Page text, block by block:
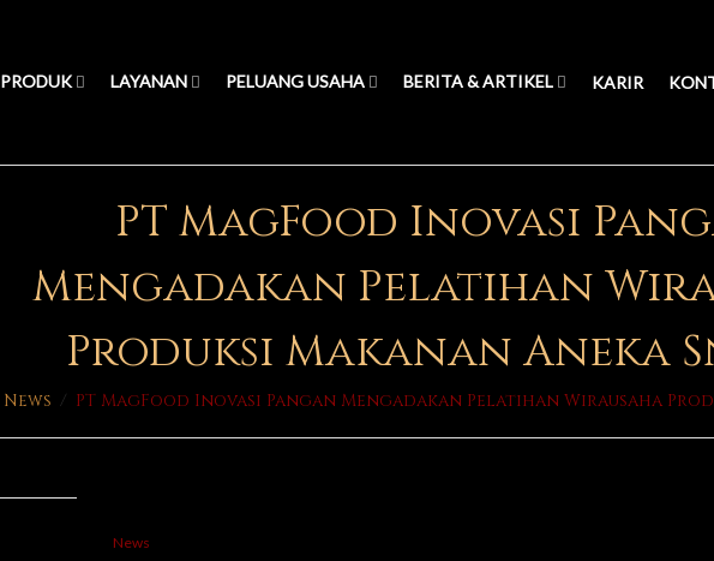
PRODUK LAYANAN PELUANG USAHA BERITA & ARTIKEL KARIR
PT MagFood Inovasi
Mengadakan Pelatihan
Produksi Makanan Aneka
News / PT MagFood Inovasi Pangan Mengadakan Pelatihan Wirausaha
News